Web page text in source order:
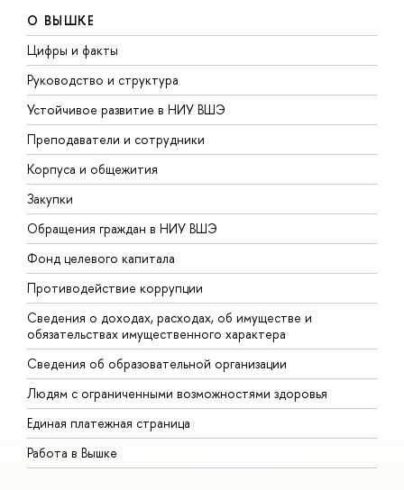
О ВЫШКЕ
Цифры и факты
Руководство и структура
Устойчивое развитие в НИУ ВШЭ
Преподаватели и сотрудники
Корпуса и общежития
Закупки
Обращения граждан в НИУ ВШЭ
Фонд целевого капитала
Противодействие коррупции
Сведения о доходах, расходах, об имуществе и
обязательствах имущественного характера
Сведения об образовательной организации
Людям с ограниченными возможностями здоровья
Единая платежная страница
Работа в Вышке